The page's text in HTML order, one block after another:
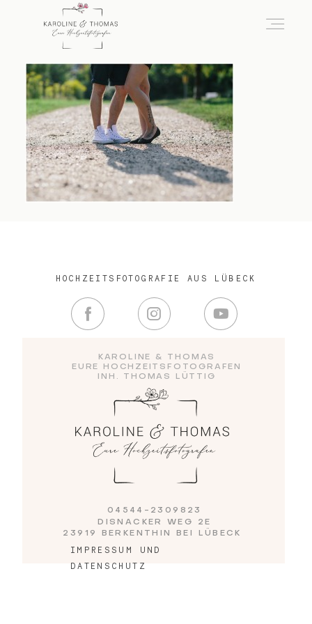
KAROLINE & THOMAS
EURE HOCHZEITSFOTOGRAFEN
INH. THOMAS LÜTTIG
IMPRESSUM UND
DATENSCHUTZ
04544-2309823
DISNACKER WEG 2E
23919 BERKENTHIN BEI LÜBECK
HOCHZEITSFOTOGRAFIE AUS LÜBECK
home
Hochzeit
das besondere Portrait
Kontakt
Blog
Impressum